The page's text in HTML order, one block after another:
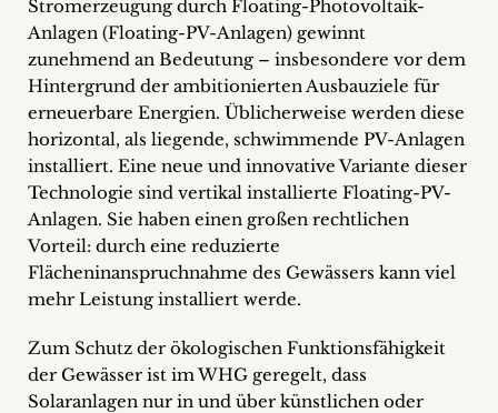
Contact
Stromerzeugung durch Floating-Photovoltaik-
Anlagen (Floating-PV-Anlagen) gewinnt
zunehmend an Bedeutung – insbesondere vor dem
Hintergrund der ambitionierten Ausbauziele für
erneuerbare Energien. Üblicherweise werden diese
horizontal, als liegende, schwimmende PV-Anlagen
installiert. Eine neue und innovative Variante dieser
Technologie sind vertikal installierte Floating-PV-
Anlagen. Sie haben einen großen rechtlichen
Vorteil: durch eine reduzierte
Flächeninanspruchnahme des Gewässers kann viel
mehr Leistung installiert werde.
Zum Schutz der ökologischen Funktionsfähigkeit
der Gewässer ist im WHG geregelt, dass
Solaranlagen nur in und über künstlichen oder